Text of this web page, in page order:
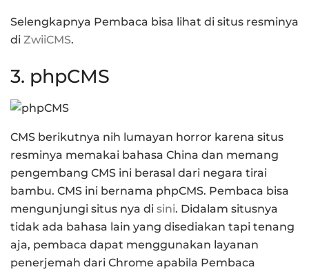
Selengkapnya Pembaca bisa lihat di situs resminya
di ZwiiCMS.
3. phpCMS
CMS berikutnya nih lumayan horror karena situs
resminya memakai bahasa China dan memang
pengembang CMS ini berasal dari negara tirai
bambu. CMS ini bernama phpCMS. Pembaca bisa
mengunjungi situs nya di sini. Didalam situsnya
tidak ada bahasa lain yang disediakan tapi tenang
aja, pembaca dapat menggunakan layanan
penerjemah dari Chrome apabila Pembaca